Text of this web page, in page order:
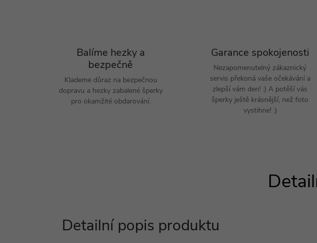
Balíme hezky a
bezpečně
Klademe důraz na bezpečnou
dopravu a hezky zabalené šperky
pro okamžité obdarování.
Garance spokojenosti
Nezapomenutelný zákaznický
servis překoná vaše očekávání a
zlepší vám den! :) A potěší vás
šperky ještě krásnější, než foto
vystihne! :)
Detailní popis produktu